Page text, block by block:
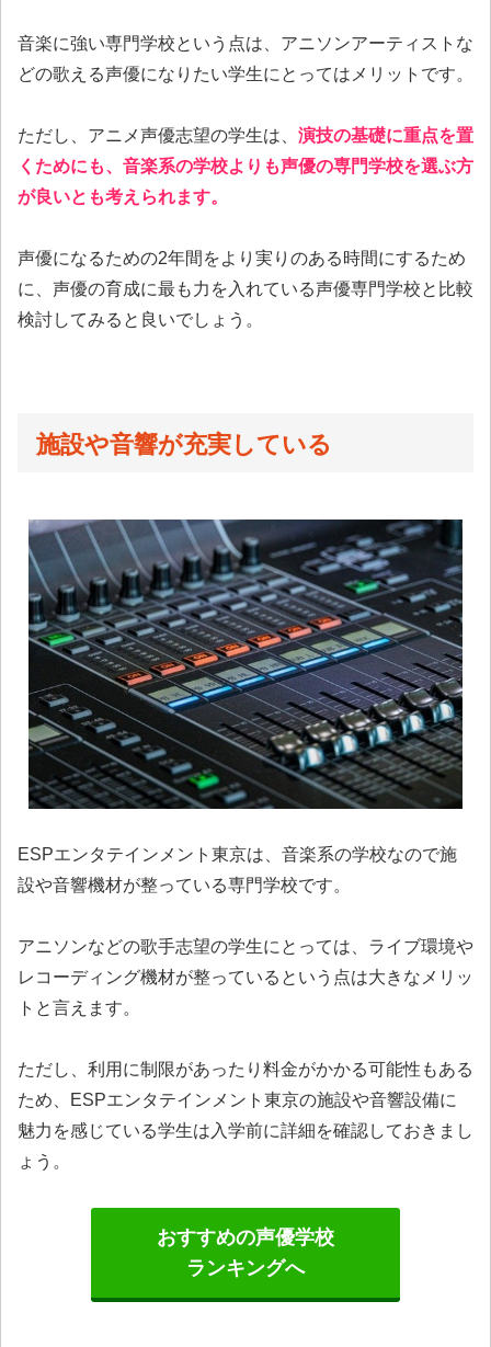
音楽に強い専門学校という点は、アニソンアーティストな
どの歌える声優になりたい学生にとってはメリットです。
ただし、アニメ声優志望の学生は、 演技の基礎に重点を置
くためにも、音楽系の学校よりも声優の専門学校を選ぶ方
が良いとも考えられます。
声優になるための2年間をより実りのある時間にするため
に、声優の育成に最も力を入れている声優専門学校と比較
検討してみると良いでしょう。
施設や音響が充実している
ESPエンタテインメント東京は、音楽系の学校なので施
設や音響機材が整っている専門学校です。
アニソンなどの歌手志望の学生にとっては、ライブ環境や
レコーディング機材が整っているという点は大きなメリッ
トと言えます。
ただし、利用に制限があったり料金がかかる可能性もある
ため、ESPエンタテインメント東京の施設や音響設備に
魅力を感じている学生は入学前に詳細を確認しておきまし
ょう。
おすすめの声優学校
ランキングへ